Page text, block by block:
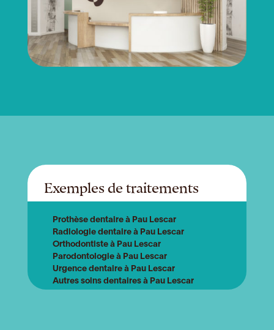
Exemples de traitements
Prothèse dentaire à Pau Lescar
Radiologie dentaire à Pau Lescar
Orthodontiste à Pau Lescar
Parodontologie à Pau Lescar
Urgence dentaire à Pau Lescar
Autres soins dentaires à Pau Lescar